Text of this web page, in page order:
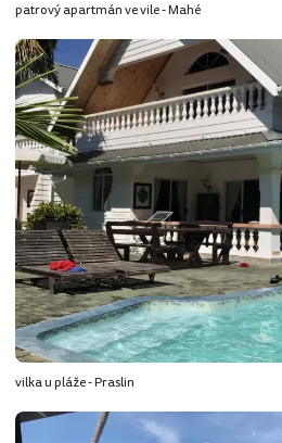
patrový apartmán ve vile - Mahé
vilka u pláže - Praslin